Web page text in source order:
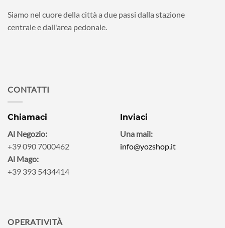
Siamo nel cuore della città a due passi dalla stazione
centrale e dall'area pedonale.
CONTATTI
Chiamaci
Al Negozio:
+39 090 7000462
Al Mago:
+39 393 5434414
Inviaci
Una mail:
info@yozshop.it
OPERATIVITÀ